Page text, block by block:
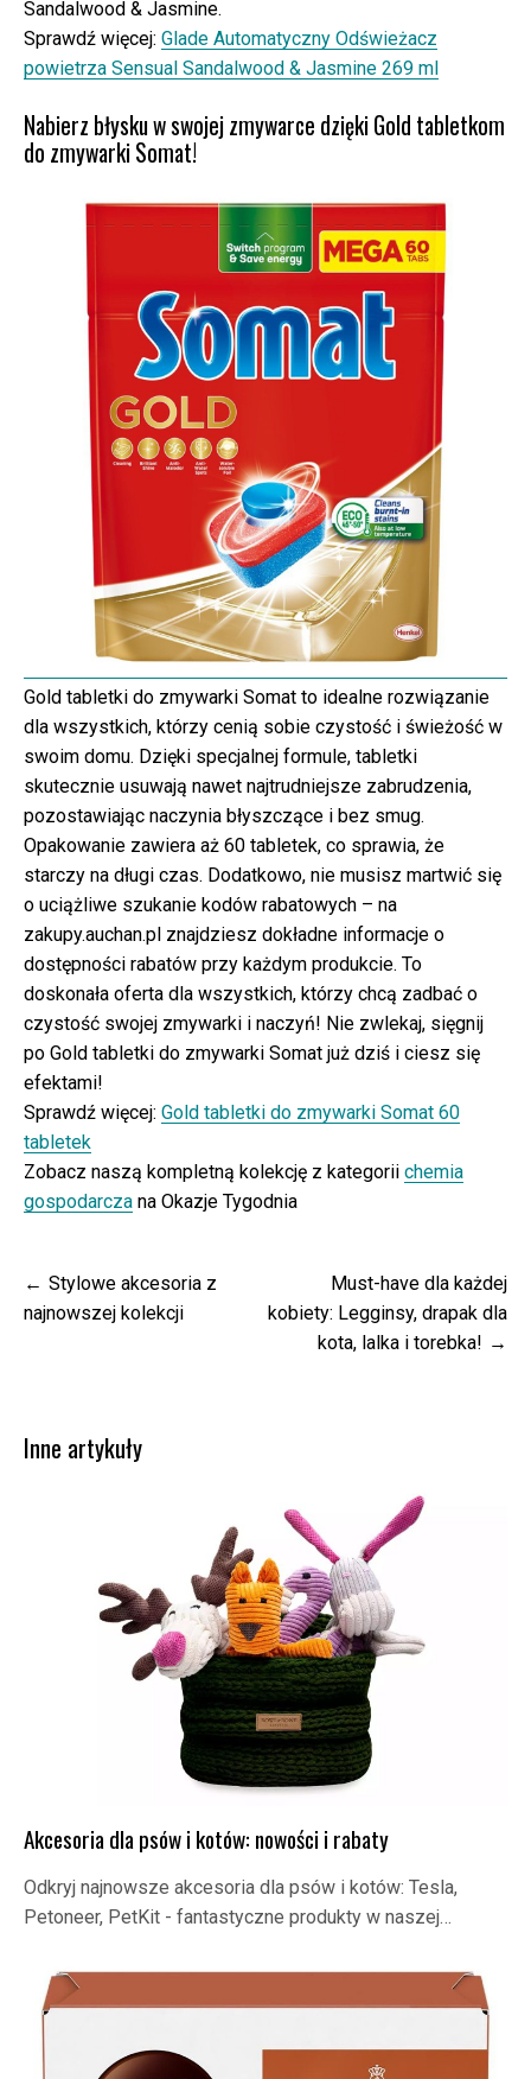
Sandalwood & Jasmine.
Sprawdź więcej: Glade Automatyczny Odświeżacz
powietrza Sensual Sandalwood & Jasmine 269 ml
Nabierz błysku w swojej zmywarce dzięki Gold tabletkom
do zmywarki Somat!
Gold tabletki do zmywarki Somat to idealne rozwiązanie
dla wszystkich, którzy cenią sobie czystość i świeżość w
swoim domu. Dzięki specjalnej formule, tabletki
skutecznie usuwają nawet najtrudniejsze zabrudzenia,
pozostawiając naczynia błyszczące i bez smug.
Opakowanie zawiera aż 60 tabletek, co sprawia, że
starczy na długi czas. Dodatkowo, nie musisz martwić się
o uciążliwe szukanie kodów rabatowych – na
zakupy.auchan.pl znajdziesz dokładne informacje o
dostępności rabatów przy każdym produkcie. To
doskonała oferta dla wszystkich, którzy chcą zadbać o
czystość swojej zmywarki i naczyń! Nie zwlekaj, sięgnij
po Gold tabletki do zmywarki Somat już dziś i ciesz się
efektami!
Sprawdź więcej: Gold tabletki do zmywarki Somat 60
tabletek
Zobacz naszą kompletną kolekcję z kategorii chemia
gospodarcza na Okazje Tygodnia
Nawigacja
wpisu
Stylowe akcesoria z
najnowszej kolekcji
Must-have dla każdej
kobiety: Legginsy, drapak dla
kota, lalka i torebka!
Inne artykuły
Akcesoria dla psów i kotów: nowości i rabaty
Odkryj najnowsze akcesoria dla psów i kotów: Tesla,
Petoneer, PetKit - fantastyczne produkty w naszej…